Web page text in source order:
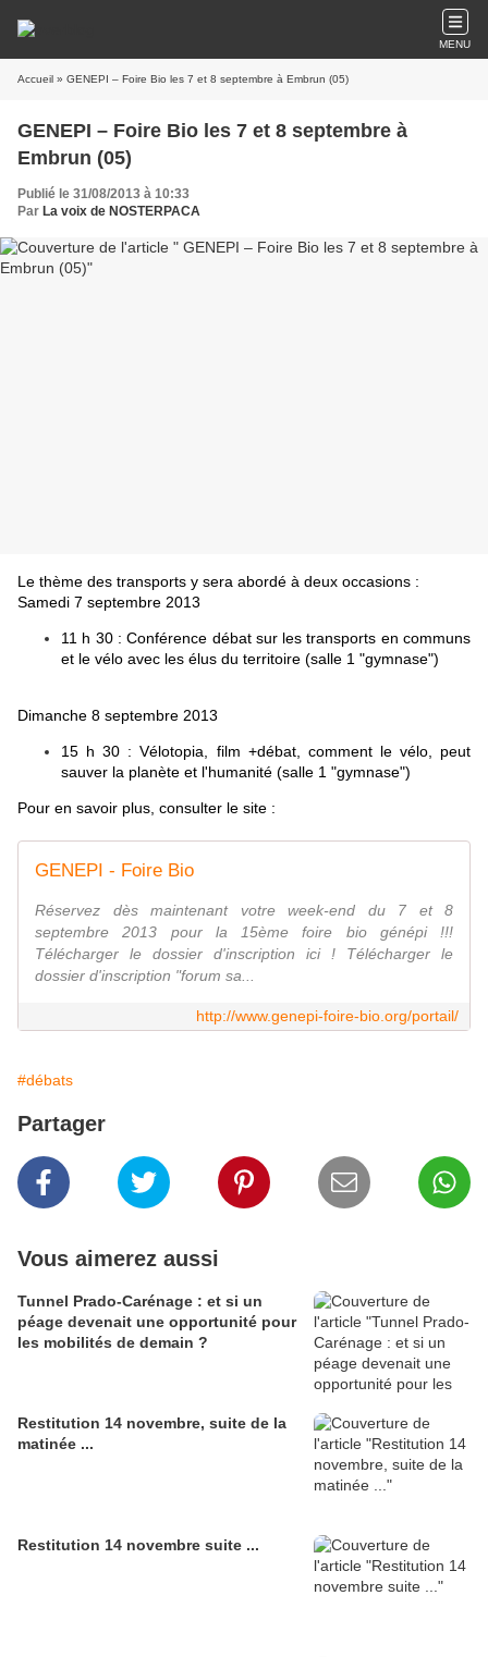
MENU
Accueil » GENEPI – Foire Bio les 7 et 8 septembre à Embrun (05)
GENEPI – Foire Bio les 7 et 8 septembre à
Embrun (05)
Publié le 31/08/2013 à 10:33
Par La voix de NOSTERPACA
Le thème des transports y sera abordé à deux occasions :
Samedi 7 septembre 2013
11 h 30 : Conférence débat sur les transports en communs
et le vélo avec les élus du territoire (salle 1 "gymnase")
Dimanche 8 septembre 2013
15 h 30 : Vélotopia, film +débat, comment le vélo, peut
sauver la planète et l'humanité (salle 1 "gymnase")
Pour en savoir plus, consulter le site :
GENEPI - Foire Bio
Réservez dès maintenant votre week-end du 7 et 8
septembre 2013 pour la 15ème foire bio génépi !!!
Télécharger le dossier d'inscription ici ! Télécharger le
dossier d'inscription "forum sa...
http://www.genepi-foire-bio.org/portail/
#débats
Partager
Vous aimerez aussi
Tunnel Prado-Carénage : et si un
péage devenait une opportunité pour
les mobilités de demain ?
Restitution 14 novembre, suite de la
matinée ...
Restitution 14 novembre suite ...